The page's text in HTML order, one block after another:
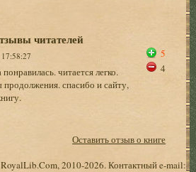
читателей
17:58:27
читается легко.
продолжения. спасибо и сайту,
5
4
Оставить отзыв о книге
2010-2026. Контактный e-mail: